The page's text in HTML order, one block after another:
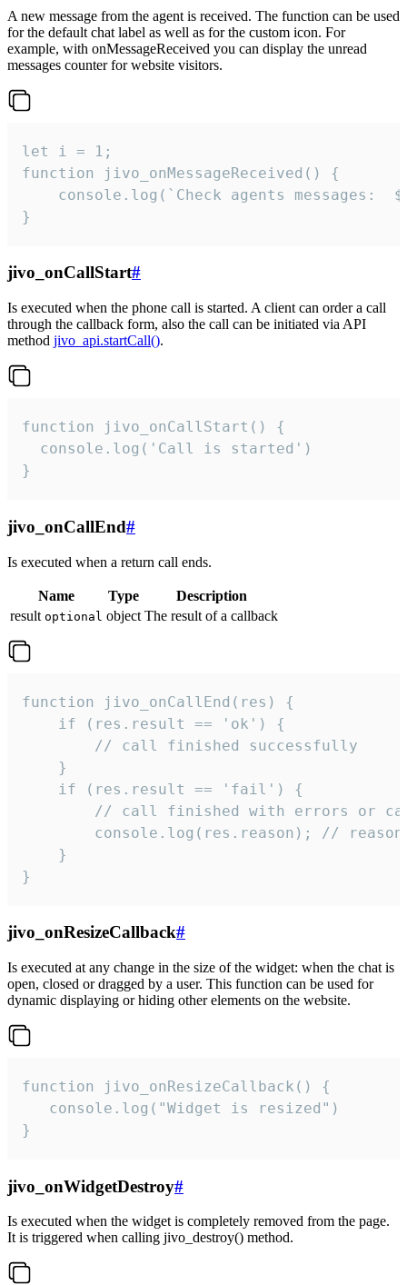
A new message from the agent is received. The function can be used
for the default chat label as well as for the custom icon. For
example, with onMessageReceived you can display the unread
messages counter for website visitors.
let i = 1;
function jivo_onMessageReceived() {
}
jivo_onCallStart#
Is executed when the phone call is started. A client can order a call
through the callback form, also the call can be initiated via API
method jivo_api.startCall().
function jivo_onCallStart() {
  console.log('Call is started')
}
jivo_onCallEnd#
Is executed when a return call ends.
Name Type
Description
result optional object The result of a callback
function jivo_onCallEnd(res) {
    if (res.result == 'ok') {
        // call finished successfully
    }
    if (res.result == 'fail') {
// call finished with errors or
console.log(res.reason); //
    }
}
jivo_onResizeCallback#
Is executed at any change in the size of the widget: when the chat is
open, closed or dragged by a user. This function can be used for
dynamic displaying or hiding other elements on the website.
function jivo_onResizeCallback() {
   console.log("Widget is resized")
}
jivo_onWidgetDestroy#
Is executed when the widget is completely removed from the page.
It is triggered when calling jivo_destroy() method.